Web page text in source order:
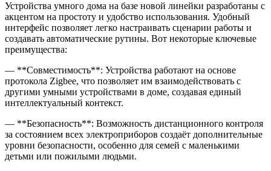
Устройства умного дома на базе новой линейки разработаны с
акцентом на простоту и удобство использования. Удобный
интерфейс позволяет легко настраивать сценарии работы и
создавать автоматические рутины. Вот некоторые ключевые
преимущества:
— **Совместимость**: Устройства работают на основе
протокола Zigbee, что позволяет им взаимодействовать с
другими умными устройствами в доме, создавая единый
интеллектуальный контекст.
— **Безопасность**: Возможность дистанционного контроля
за состоянием всех электроприборов создаёт дополнительные
уровни безопасности, особенно для семей с маленькими
детьми или пожилыми людьми.